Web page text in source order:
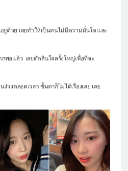
ด้วย เลยทำให้เป็นคนไม่มีความมั่นใจ และ
พอแล้ว เลยตัดสินใจครั้งใหญ่เพื่อที่จะ
วงตลอดเวลา ชั้นตาก็ไม่ได้เรื่องเลย เลย